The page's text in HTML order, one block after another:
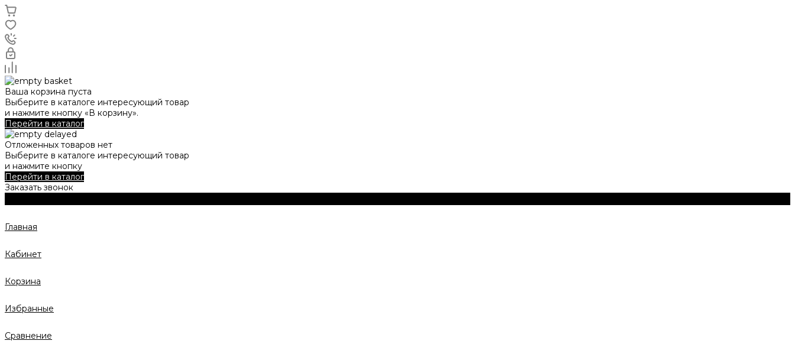
Ваша корзина пуста
Выберите в каталоге интересующий товар
и нажмите кнопку «В корзину».
Перейти в каталог
Отложенных товаров нет
Выберите в каталоге интересующий товар
и нажмите кнопку
Перейти в каталог
Заказать звонок
Главная
Кабинет
Корзина
Избранные
Сравнение